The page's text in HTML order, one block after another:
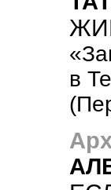
в